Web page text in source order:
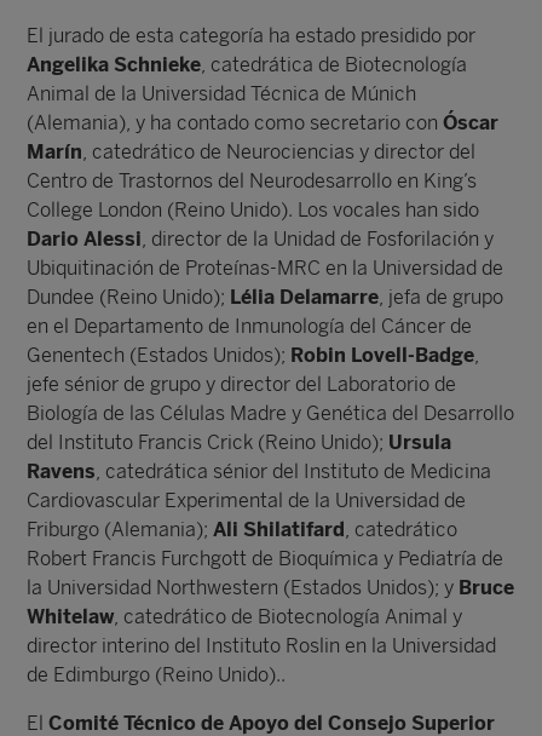
El jurado de esta categoría ha estado presidido por
Angelika Schnieke, catedrática de Biotecnología
Animal de la Universidad Técnica de Múnich
(Alemania), y ha contado como secretario conÓscar
Marín, catedrático de Neurociencias y director del
Centro de Trastornos del Neurodesarrollo en King’s
College London (Reino Unido). Los vocales han sido
Dario Alessi, director de la Unidad de Fosforilación y
Ubiquitinación de Proteínas-MRC en la Universidad de
Dundee (Reino Unido); Lélia Delamarre, jefa de grupo
en el Departamento de Inmunología del Cáncer de
Genentech (Estados Unidos); Robin Lovell-Badge,
jefe sénior de grupo y director del Laboratorio de
Biología de las Células Madre y Genética del Desarrollo
del Instituto Francis Crick (Reino Unido); Ursula
Ravens, catedrática sénior del Instituto de Medicina
Cardiovascular Experimental de la Universidad de
Friburgo (Alemania);Ali Shilatifard, catedrático
Robert Francis Furchgott de Bioquímica y Pediatría de
la Universidad Northwestern (Estados Unidos); y Bruce
Whitelaw, catedrático de Biotecnología Animal y
director interino del Instituto Roslin en la Universidad
de Edimburgo (Reino Unido)..
ElComité Técnico de Apoyo del Consejo Superior